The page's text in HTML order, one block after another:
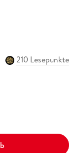
210 Lesepunkte